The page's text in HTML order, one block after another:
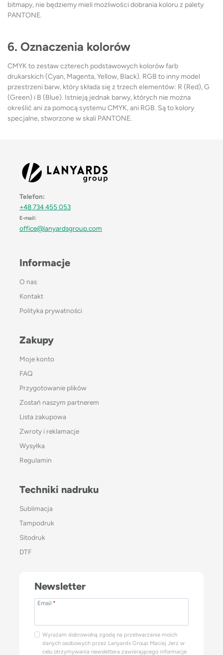
bitmapy, nie będziemy mieli możliwości dobrania koloru z palety
PANTONE.
6. Oznaczenia kolorów
CMYK to zestaw czterech podstawowych kolorów farb
drukarskich (Cyan, Magenta, Yellow, Black). RGB to inny model
przestrzeni barw, który składa się z trzech elementów: R (Red), G
(Green) i B (Blue). Istnieją jednak barwy, których nie można
określić ani za pomocą systemu CMYK, ani RGB. Są to kolory
specjalne, stworzone w skali PANTONE.
Telefon:
+48 734 455 053
E-mail:
office@lanyardsgroup.com
Informacje
O nas
Kontakt
Polityka prywatności
Zakupy
Moje konto
FAQ
Przygotowanie plików
Zostań naszym partnerem
Lista zakupowa
Zwroty i reklamacje
Wysyłka
Regulamin
Techniki nadruku
Sublimacja
Tampodruk
Sitodruk
DTF
Newsletter
Email *
Wyrażam dobrowolną zgodę na przetwarzanie moich
danych osobowych przez Lanyards Group Maciej Jerz w
celu otrzymywania newslettera zawierającego informacje